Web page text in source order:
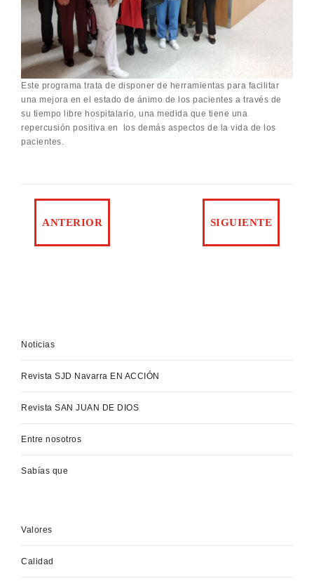
Este programa trata de disponer de herramientas para facilitar
una mejora en el estado de ánimo de los pacientes a través de
su tiempo libre hospitalario, una medida que tiene una
repercusión positiva en los demás aspectos de la vida de los
pacientes.
Noticias
Revista SJD Navarra EN ACCIÓN
Revista SAN JUAN DE DIOS
Entre nosotros
Sabías que
Valores
Calidad